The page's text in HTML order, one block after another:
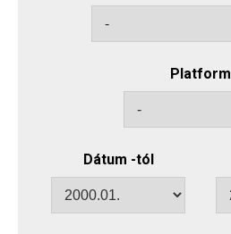
Platform
Dátum -tól